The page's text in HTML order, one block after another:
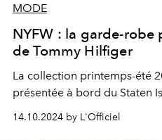
MODE
NYFW : la garde-
de Tommy Hilfiger
La collection printemps-été
présentée à bord du Staten
14.10.2024 by L'Officiel